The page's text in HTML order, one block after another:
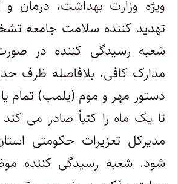
ویژه وزارت بهداشت، درمان
تهدید کننده سلامت جامعه
شعبه رسیدگی کننده در
دستور مهر و موم (پلمب) تمام
تا یک ماه را کتباً صادر می کند
مدیرکل تعزیرات حکومتی
شود. شعبه رسیدگی کننده